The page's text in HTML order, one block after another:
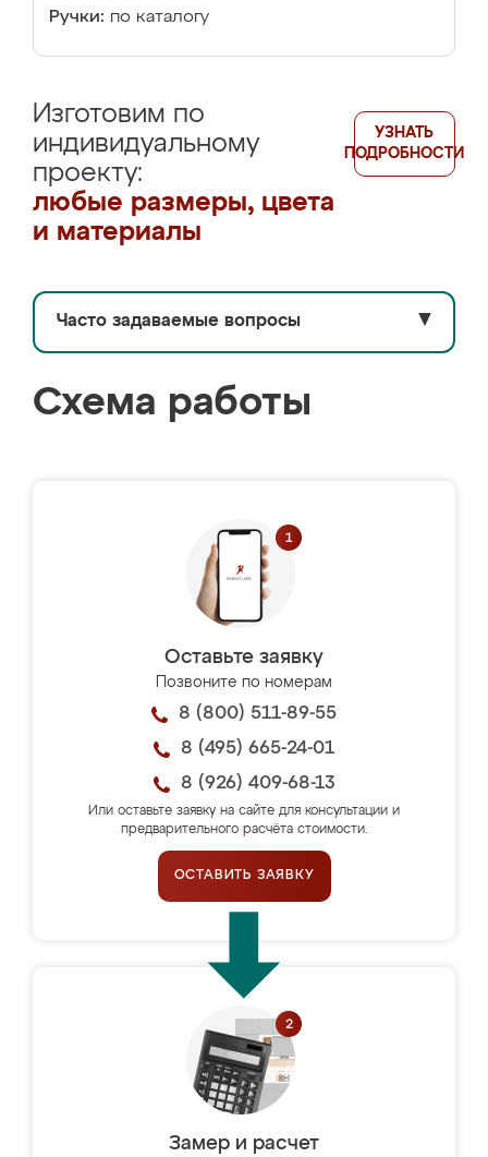
Ручки: по каталогу
Изготовим по
индивидуальному
проекту:
любые размеры, цвета
и материалы
УЗНАТЬ
ПОДРОБНОСТИ
Часто задаваемые вопросы ▼
Схема работы
Оставьте заявку
Позвоните по номерам
8 (800) 511-89-55
8 (495) 665-24-01
8 (926) 409-68-13
Или оставьте заявку на сайте для консультации и
предварительного расчёта стоимости.
ОСТАВИТЬ ЗАЯВКУ
Замер и расчет